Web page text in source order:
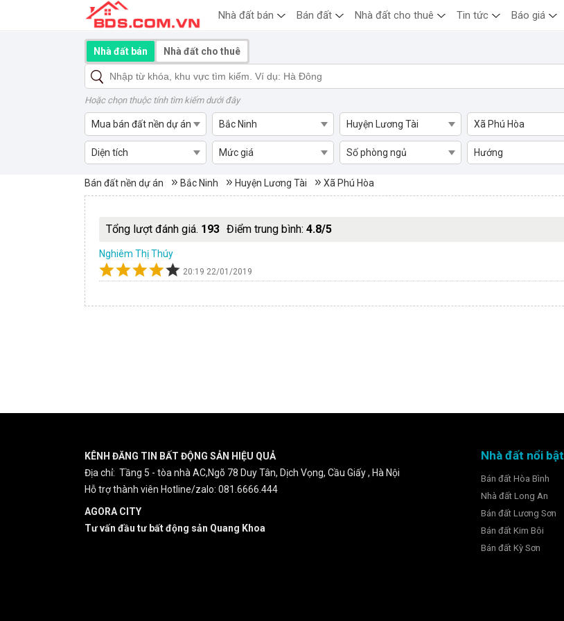
Mua bán đất nền dự án Xã Phú Hòa, Huyện Lương Tài
Bán đất nền dự án Bắc Ninh Huyện Lương Tài Xã Phú Hòa
Tổng lượt đánh giá. 193 Điểm trung bình: 4.8/5
Nghiêm Thị Thúy
20:19 22/01/2019
Nhà đất bán Nhà đất cho thuê
Hoặc chọn thuộc tính tìm kiếm dưới đây
Mua bán đất nền dự án Bắc Ninh Huyện Lương Tài Xã Phú Hòa
Diện tích Mức giá Số phòng ngủ Hướng
Nhà đất bán Bán đất Nhà đất cho thuê Tin tức Báo giá
KÊNH ĐĂNG TIN BẤT ĐỘNG SẢN HIỆU QUẢ
Địa chỉ: Tầng 5 - tòa nhà AC,Ngõ 78 Duy Tân, Dịch Vọng, Cầu Giấy , Hà Nội
Hỗ trợ thành viên Hotline/zalo: 081.6666.444
AGORA CITY
Tư vấn đầu tư bất động sản Quang Khoa
Nhà đất nổi bật
Bán đất Hòa Bình
Nhà đất Long An
Bán đất Lương Sơn
Bán đất Kim Bôi
Bán đất Kỳ Sơn